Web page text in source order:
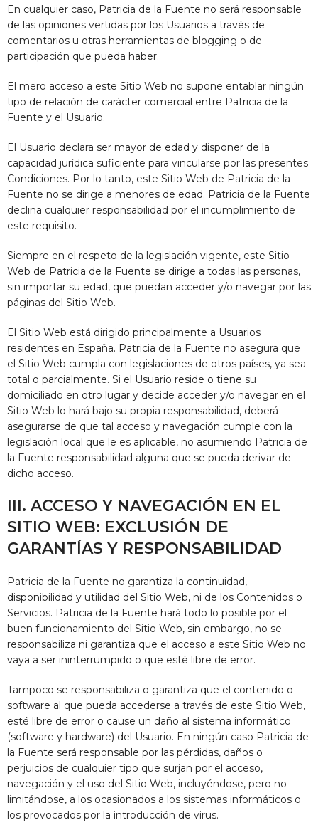
En cualquier caso, Patricia de la Fuente no será responsable
de las opiniones vertidas por los Usuarios a través de
comentarios u otras herramientas de blogging o de
participación que pueda haber.
El mero acceso a este Sitio Web no supone entablar ningún
tipo de relación de carácter comercial entre Patricia de la
Fuente y el Usuario.
El Usuario declara ser mayor de edad y disponer de la
capacidad jurídica suficiente para vincularse por las presentes
Condiciones. Por lo tanto, este Sitio Web de Patricia de la
Fuente no se dirige a menores de edad. Patricia de la Fuente
declina cualquier responsabilidad por el incumplimiento de
este requisito.
Siempre en el respeto de la legislación vigente, este Sitio
Web de Patricia de la Fuente se dirige a todas las personas,
sin importar su edad, que puedan acceder y/o navegar por las
páginas del Sitio Web.
El Sitio Web está dirigido principalmente a Usuarios
residentes en España. Patricia de la Fuente no asegura que
el Sitio Web cumpla con legislaciones de otros países, ya sea
total o parcialmente. Si el Usuario reside o tiene su
domiciliado en otro lugar y decide acceder y/o navegar en el
Sitio Web lo hará bajo su propia responsabilidad, deberá
asegurarse de que tal acceso y navegación cumple con la
legislación local que le es aplicable, no asumiendo Patricia de
la Fuente responsabilidad alguna que se pueda derivar de
dicho acceso.
III. ACCESO Y NAVEGACIÓN EN EL
SITIO WEB: EXCLUSIÓN DE
GARANTÍAS Y RESPONSABILIDAD
Patricia de la Fuente no garantiza la continuidad,
disponibilidad y utilidad del Sitio Web, ni de los Contenidos o
Servicios. Patricia de la Fuente hará todo lo posible por el
buen funcionamiento del Sitio Web, sin embargo, no se
responsabiliza ni garantiza que el acceso a este Sitio Web no
vaya a ser ininterrumpido o que esté libre de error.
Tampoco se responsabiliza o garantiza que el contenido o
software al que pueda accederse a través de este Sitio Web,
esté libre de error o cause un daño al sistema informático
(software y hardware) del Usuario. En ningún caso Patricia de
la Fuente será responsable por las pérdidas, daños o
perjuicios de cualquier tipo que surjan por el acceso,
navegación y el uso del Sitio Web, incluyéndose, pero no
limitándose, a los ocasionados a los sistemas informáticos o
los provocados por la introducción de virus.